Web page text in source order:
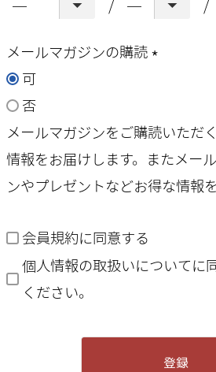
メールマガジンの購読
須
)
可
否
メールマガジンをご購読いただ
情報をお届けします。またメー
ンやプレゼントなどお得な情報
会員規約に同意する
個人情報の取扱いについて に
ください。
登録